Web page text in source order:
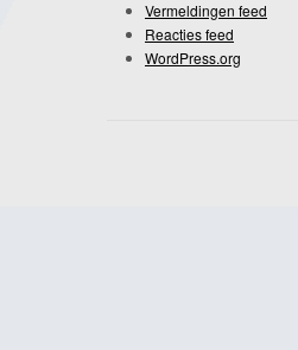
Vermeldingen feed
Reacties feed
WordPress.org